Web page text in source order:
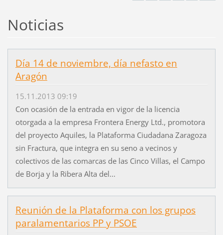
Noticias
Día 14 de noviembre, día nefasto en
Aragón
15.11.2013 09:19
Con ocasión de la entrada en vigor de la licencia
otorgada a la empresa Frontera Energy Ltd., promotora
del proyecto Aquiles, la Plataforma Ciudadana Zaragoza
sin Fractura, que integra en su seno a vecinos y
colectivos de las comarcas de las Cinco Villas, el Campo
de Borja y la Ribera Alta del...
Reunión de la Plataforma con los grupos
paralamentarios PP y PSOE